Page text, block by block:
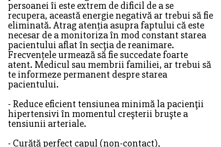
persoanei îi este extrem de dificil de a se
recupera, această energie negativă ar trebui să fie
eliminată. Atrag atenția asupra faptului că este
necesar de a monitoriza în mod constant starea
pacientului aflat în secţia de reanimare.
Frecvențele urmează să fie succedate foarte
atent. Medicul sau membrii familiei, ar trebui să
te informeze permanent despre starea
pacientului.
- Reduce eficient tensiunea minimă la pacienţii
hipertensivi în momentul creşterii bruşte a
tensiunii arteriale.
- Curăță perfect capul (non-contact),